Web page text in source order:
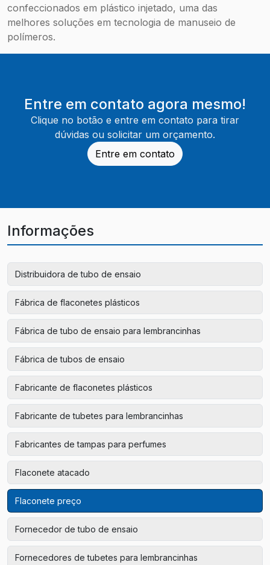
confeccionados em plástico injetado, uma das
melhores soluções em tecnologia de manuseio de
polímeros.
Entre em contato agora mesmo!
Clique no botão e entre em contato para tirar
dúvidas ou solicitar um orçamento.
Entre em contato
Informações
Distribuidora de tubo de ensaio
Fábrica de flaconetes plásticos
Fábrica de tubo de ensaio para lembrancinhas
Fábrica de tubos de ensaio
Fabricante de flaconetes plásticos
Fabricante de tubetes para lembrancinhas
Fabricantes de tampas para perfumes
Flaconete atacado
Flaconete preço
Fornecedor de tubo de ensaio
Fornecedores de tubetes para lembrancinhas